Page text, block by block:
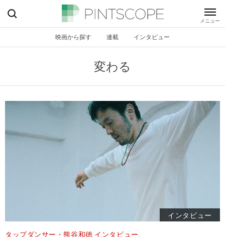
映画から探す 連載 インタビュー
変わる
インタビュー
タップダンサー・熊谷和徳 インタビュー